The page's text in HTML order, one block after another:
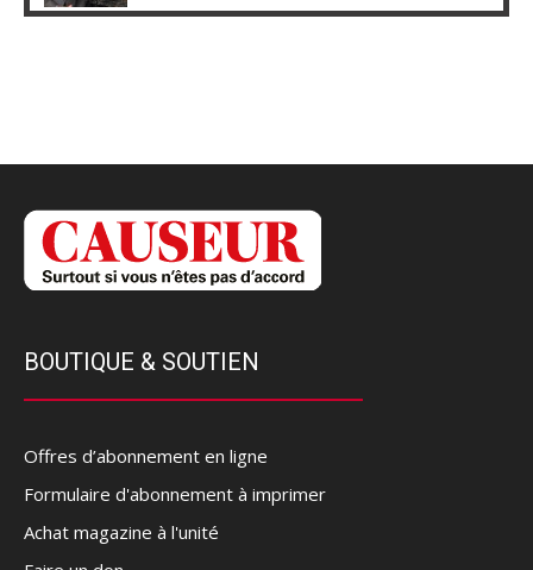
BOUTIQUE & SOUTIEN
Offres d’abonnement en ligne
Formulaire d'abonnement à imprimer
Achat magazine à l'unité